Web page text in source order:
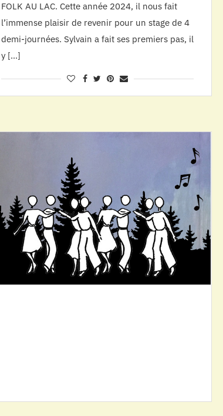
FOLK AU LAC. Cette année 2024, il nous fait
l’immense plaisir de revenir pour un stage de 4
demi-journées. Sylvain a fait ses premiers pas, il
y […]